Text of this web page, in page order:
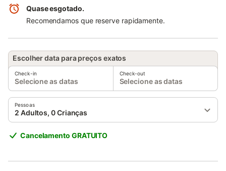
Quase esgotado.
Recomendamos que reserve rapidamente.
Escolher data para preços exatos
Check-in
Selecione as datas
Check-out
Selecione as datas
Pessoas
2 Adultos, 0 Crianças
Cancelamento GRATUITO